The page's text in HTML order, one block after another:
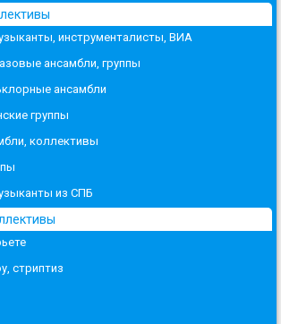
инструменталисты, ВИА
ансамбли, группы
ансамбли
группы
коллективы
из СПБ
стриптиз